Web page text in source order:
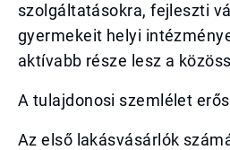
szolgáltatásokra, fejleszti
gyermekeit helyi
aktívabb része lesz a
A tulajdonosi szemlélet
Az első lakásvásárlók